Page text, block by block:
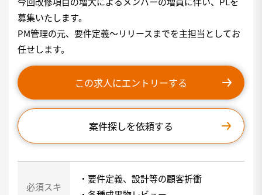
募集いたします。
PM管理の元、要件定義～リリースまでを主担当としてお
任せします。
この求人にエントリーする
案件探しを依頼する
必須スキ
・要件定義、設計等の顧客折衝